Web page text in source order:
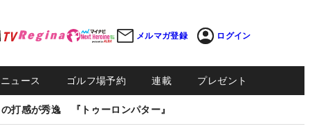
メルマガ登録 ログイン
ュース ゴルフ場予約 連載 プレゼント
打感が秀逸 『トゥーロンパター』